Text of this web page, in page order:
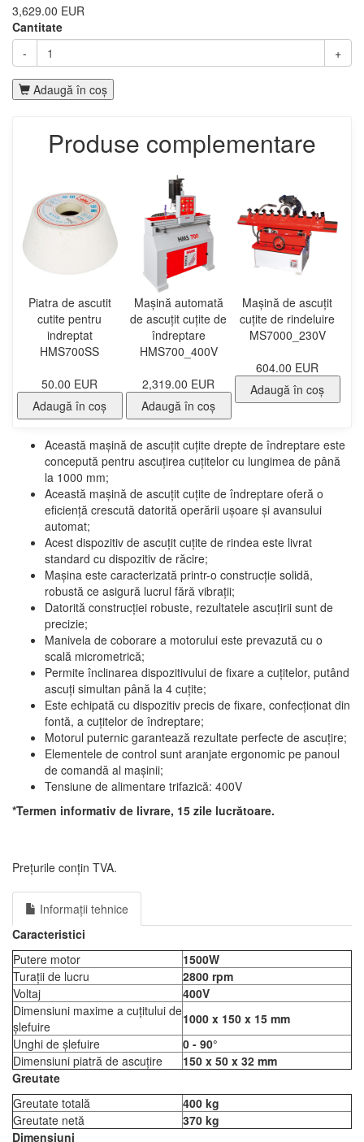
3,629.00 EUR
Cantitate
-
+
Adaugă în coş
Produse complementare
Piatra de ascutit
cutite pentru
indreptat
HMS700SS
50.00 EUR
Adaugă în coş
Mașină automată
de ascuțit cuțite de
îndreptare
HMS700_400V
2,319.00 EUR
Adaugă în coş
Mașină de ascuțit
cuțite de rindeluire
MS7000_230V
604.00 EUR
Adaugă în coş
Această mașină de ascuțit cuțite drepte de îndreptare este
concepută pentru ascuțirea cuțitelor cu lungimea de până
la 1000 mm;
Această mașină de ascuțit cuțite de îndreptare oferă o
eficiență crescută datorită operării ușoare și avansului
automat;
Acest dispozitiv de ascuțit cuțite de rindea este livrat
standard cu dispozitiv de răcire;
Mașina este caracterizată printr-o construcție solidă,
robustă ce asigură lucrul fără vibrații;
Datorită construcției robuste, rezultatele ascuțirii sunt de
precizie;
Manivela de coborare a motorului este prevazută cu o
scală micrometrică;
Permite înclinarea dispozitivului de fixare a cuțitelor, putând
ascuți simultan până la 4 cuțite;
Este echipată cu dispozitiv precis de fixare, confecționat din
fontă, a cuțitelor de îndreptare;
Motorul puternic garantează rezultate perfecte de ascuțire;
Elementele de control sunt aranjate ergonomic pe panoul
de comandă al mașinii;
Tensiune de alimentare trifazică: 400V
*Termen informativ de livrare, 15 zile lucrătoare.
Prețurile conțin TVA.
Informații tehnice
Caracteristici
Putere motor
1500W
Turații de lucru
2800 rpm
Voltaj
400V
Dimensiuni maxime a cuțitului de
șlefuire
1000 x 150 x 15 mm
Unghi de șlefuire
0 - 90°
Dimensiuni piatră de ascuțire
150 x 50 x 32 mm
Greutate
Greutate totală
400 kg
Greutate netă
370 kg
Dimensiuni